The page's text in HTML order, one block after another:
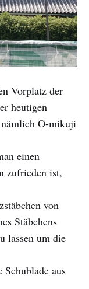
Vorplatz der
heutigen
O-mikuji
einen
zufrieden ist,
von
Stäbchens
lassen um die
Schublade aus